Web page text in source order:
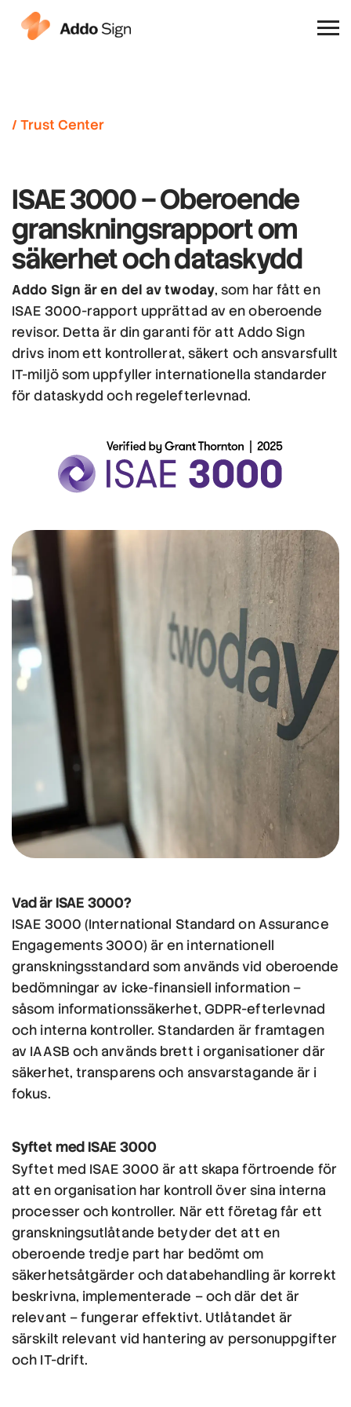
Varför Addo Sign
/ Trust Center
ISAE 3000 – Oberoende
granskningsrapport om
säkerhet och dataskydd
Addo Sign är en del av twoday, som har fått en
ISAE 3000-rapport upprättad av en oberoende
revisor. Detta är din garanti för att Addo Sign
drivs inom ett kontrollerat, säkert och ansvarsfullt
IT-miljö som uppfyller internationella standarder
för dataskydd och regelefterlevnad.
Vad är ISAE 3000?
ISAE 3000 (International Standard on Assurance
Engagements 3000) är en internationell
granskningsstandard som används vid oberoende
bedömningar av icke-finansiell information –
såsom informationssäkerhet, GDPR-efterlevnad
och interna kontroller. Standarden är framtagen
av IAASB och används brett i organisationer där
säkerhet, transparens och ansvarstagande är i
fokus.
Syftet med ISAE 3000
Syftet med ISAE 3000 är att skapa förtroende för
att en organisation har kontroll över sina interna
processer och kontroller. När ett företag får ett
granskningsutlåtande betyder det att en
oberoende tredje part har bedömt om
säkerhetsåtgärder och databehandling är korrekt
beskrivna, implementerade – och där det är
relevant – fungerar effektivt. Utlåtandet är
särskilt relevant vid hantering av personuppgifter
och IT-drift.